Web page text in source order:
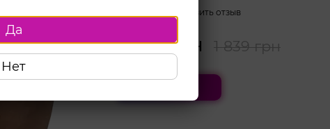
Оставить отзыв
1 379 грн 1 839 грн
Да
Нет